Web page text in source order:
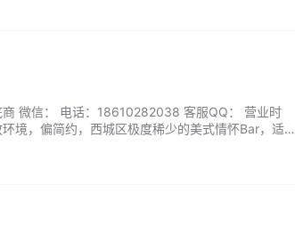
微信： 电话：18610282038 客服QQ： 营业时
境，偏简约，西城区极度稀少的美式情怀Bar，适合